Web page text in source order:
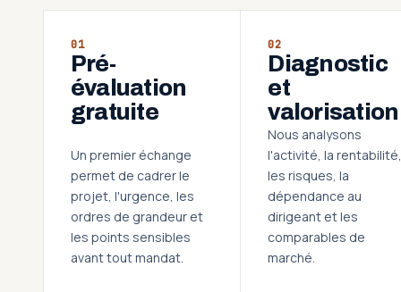
01
Pré-
évaluation
gratuite
Un premier échange
permet de cadrer le
projet, l'urgence, les
ordres de grandeur et
les points sensibles
avant tout mandat.
02
Diagnostic
et
valorisation
Nous analysons
l'activité, la
les risques, la
dépendance au
dirigeant et les
comparables de
marché.